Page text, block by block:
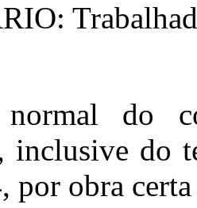
do
inclusive do
por obra